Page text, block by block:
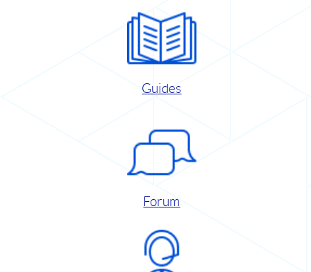
Guides
Forum